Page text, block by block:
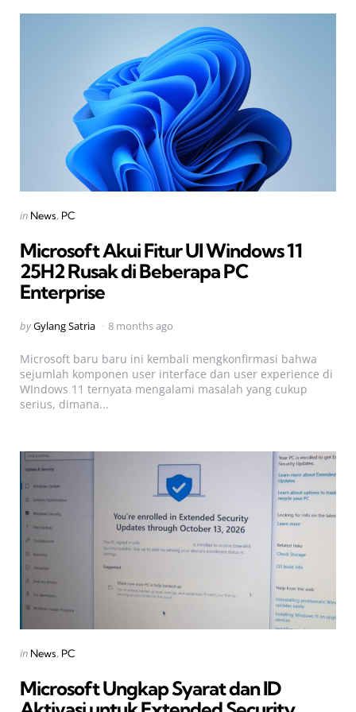
Categories
Posted
in News PC
Microsoft Akui Fitur UI Windows 11
25H2 Rusak di Beberapa PC
Enterprise
Posted
byGylang Satria 8 months ago
Microsoft baru baru ini kembali mengkonfirmasi bahwa
sejumlah komponen user interface dan user experience di
WIndows 11 ternyata mengalami masalah yang cukup
serius, dimana...
Categories
Posted
in News PC
Microsoft Ungkap Syarat dan ID